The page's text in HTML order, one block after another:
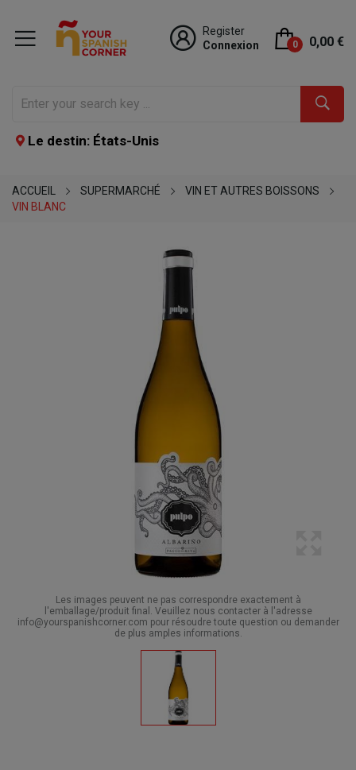
Register
Connexion
0 0,00 €
Le destin: États-Unis
ACCUEIL SUPERMARCHÉ
VIN ET AUTRES BOISSONS
VIN BLANC
Les images peuvent ne pas correspondre exactement à
l'emballage/produit final. Veuillez nous contacter à l'adresse
info@yourspanishcorner.com pour résoudre toute question ou demander
de plus amples informations.